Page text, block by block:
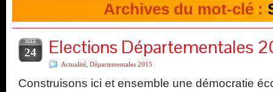
Archives du mot-clé :
MAR
24 Elections Départementales
Actualité Départementales 2015
Construisons ici et ensemble une démocratie